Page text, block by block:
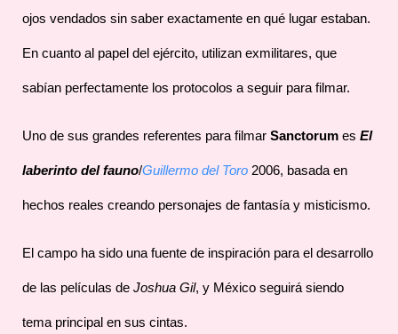
ojos vendados sin saber exactamente en qué lugar estaban.
En cuanto al papel del ejército, utilizan exmilitares, que
sabían perfectamente los protocolos a seguir para filmar.
Uno de sus grandes referentes para filmar Sanctorum es El
laberinto del fauno/Guillermo del Toro 2006, basada en
hechos reales creando personajes de fantasía y misticismo.
El campo ha sido una fuente de inspiración para el desarrollo
de las películas de Joshua Gil, y México seguirá siendo
tema principal en sus cintas.